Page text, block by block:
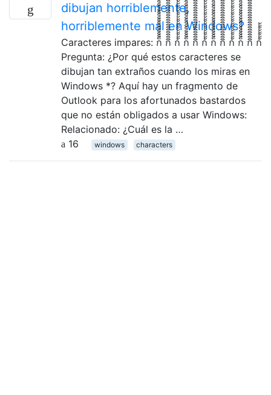
dibujan horriblemente,
horriblemente mal en Windows?
Caracteres impares: ก็็็็็็็็็็็็็็็็็็็็ กิิิิิิิิิิิิิิิิิิิิ ก้้้้้้้้้้้้้้้้้้้้ ก็็็็็็็็็็็็็็็็็็็็ กิิิิิิิิิิิิิิิิิิิิ ก้้้้้้้้้้้้้้้้้้้้ ก็็็็็็็็็็็็็็็็็็็็ กิิิิิิิิิิิิิิิิิิิิ ก้้้้้้้้้้้้้้้้้้้้ ก็็็็็็็็็็็็็็็็็็็็ กิิิิิิิิิิิิิิิิิิิิ ก้้้้้้้้
Pregunta: ¿Por qué estos caracteres se
dibujan tan extraños cuando los miras en
Windows *? Aquí hay un fragmento de
Outlook para los afortunados bastardos
que no están obligados a usar Windows:
Relacionado: ¿Cuál es la …
16
windows characters